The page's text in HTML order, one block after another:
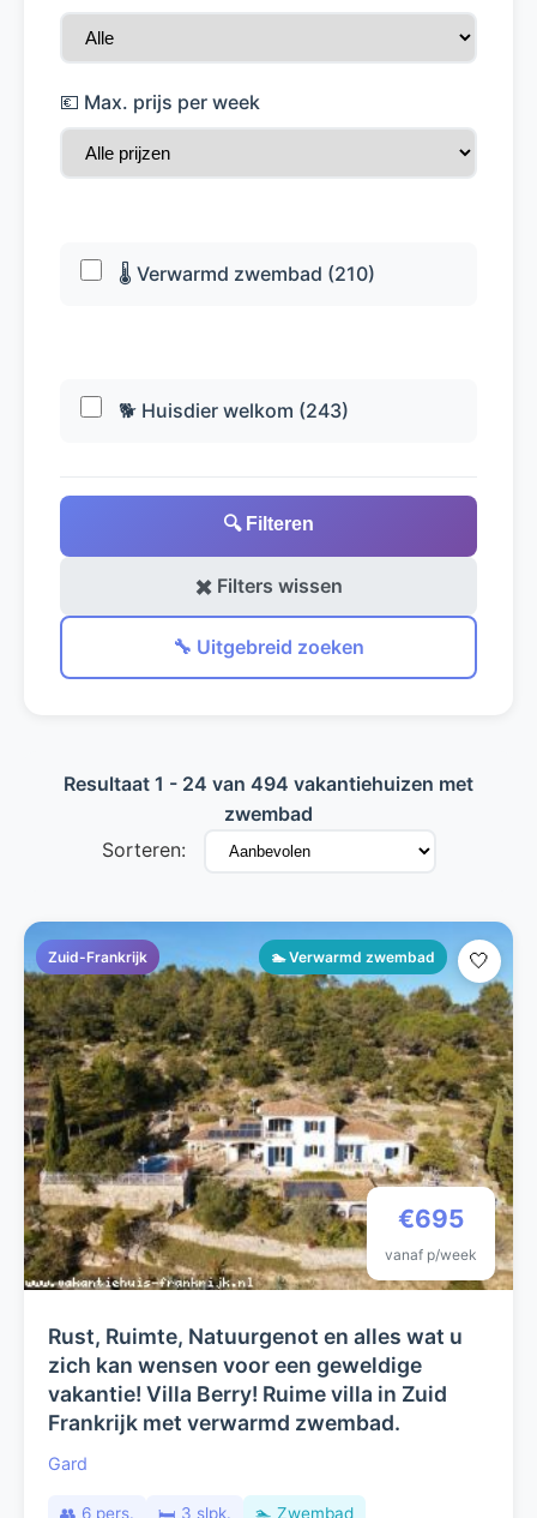
💶 Max. prijs per week
🌡️ Verwarmd zwembad (210)
🐕 Huisdier welkom (243)
🔍 Filteren
✖️ Filters wissen
🔧 Uitgebreid zoeken
Resultaat 1 - 24 van 494 vakantiehuizen met
zwembad
Sorteren:
Zuid-Frankrijk 🏊 Verwarmd zwembad
€695
vanaf p/week
🤍
Rust, Ruimte, Natuurgenot en alles wat u
zich kan wensen voor een geweldige
vakantie! Villa Berry! Ruime villa in Zuid
Frankrijk met verwarmd zwembad.
Gard
👥 6 pers. 🛏️ 3 slpk. 🏊 Zwembad